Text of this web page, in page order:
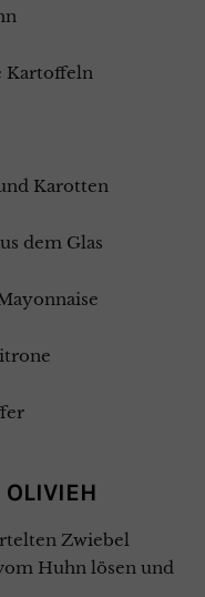
Kartoffeln
Karotten
dem Glas
Zwiebel
Huhn lösen und